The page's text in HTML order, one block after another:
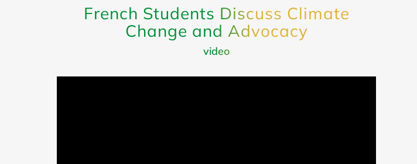
French Students Discuss Climate
Change and Advocacy
video